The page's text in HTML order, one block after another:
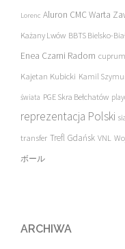
Lorenc Aluron CMC Warta
Każany Lwów BBTS Bielsko-
Enea Czarni Radom cuprum
Kajetan Kubicki Kamil
świata PGE Skra Bełchatów
reprezentacja Polski
transfer Trefl Gdańsk VNL
ボール
ARCHIWA